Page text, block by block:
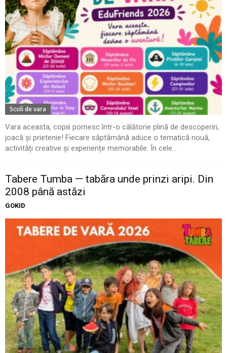
Scoli de vara
Vara aceasta, copiii pornesc într-o călătorie plină de descoperiri,
joacă și prietenie! Fiecare săptămână aduce o tematică nouă,
activități creative și experiențe memorabile. În cele...
Tabere Tumba — tabăra unde prinzi aripi. Din
2008 până astăzi
GOKID